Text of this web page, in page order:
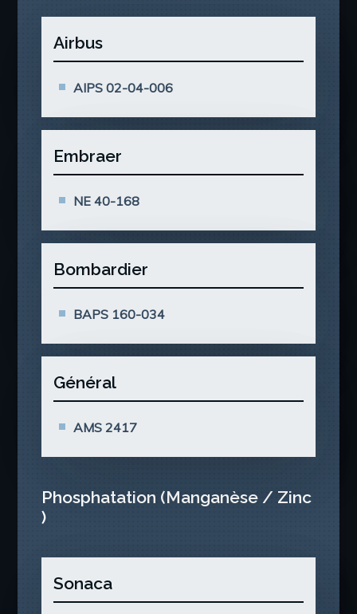
Airbus
AIPS 02-04-006
Embraer
NE 40-168
Bombardier
BAPS 160-034
Général
AMS 2417
Phosphatation (Manganèse / Zinc
)
Sonaca